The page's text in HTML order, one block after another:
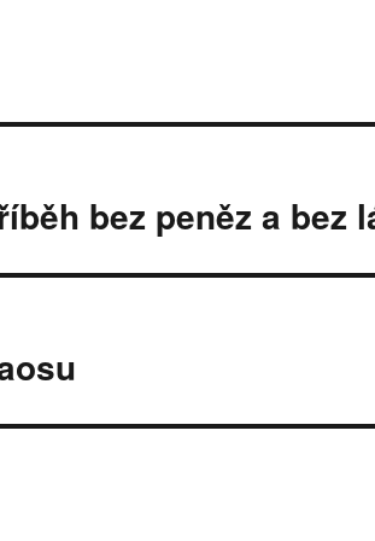
bez peněz a bez